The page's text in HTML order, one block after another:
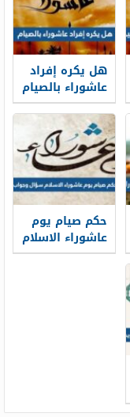
هل يكره إفراد
عاشوراء بالصيام
حكم صيام يوم
عاشوراء الاسلام
سؤال وجواب